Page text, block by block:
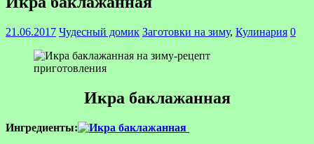
21.06.2017 Чудесный домик Заготовки на зиму, Кулинария 0
Икра баклажанная
Ингредиенты: